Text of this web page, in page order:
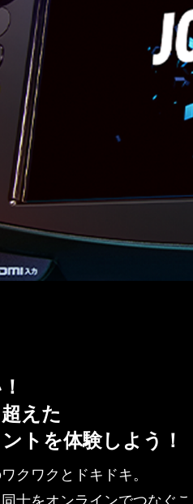
えた
トを体験しよう！
クワクとドキドキ。